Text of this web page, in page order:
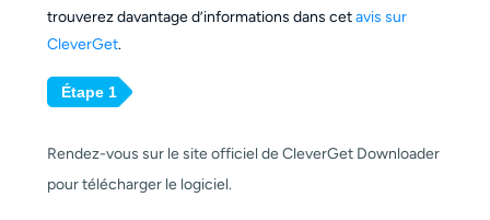
trouverez davantage d’informations dans cetavis sur
CleverGet.
Étape 1
Rendez-vous sur le site officiel de CleverGet Downloader
pour télécharger le logiciel.